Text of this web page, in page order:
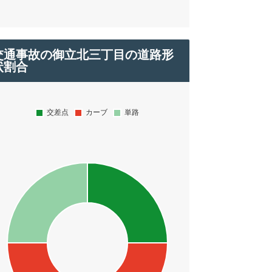
通事故の御立北三丁目の道路形
割合